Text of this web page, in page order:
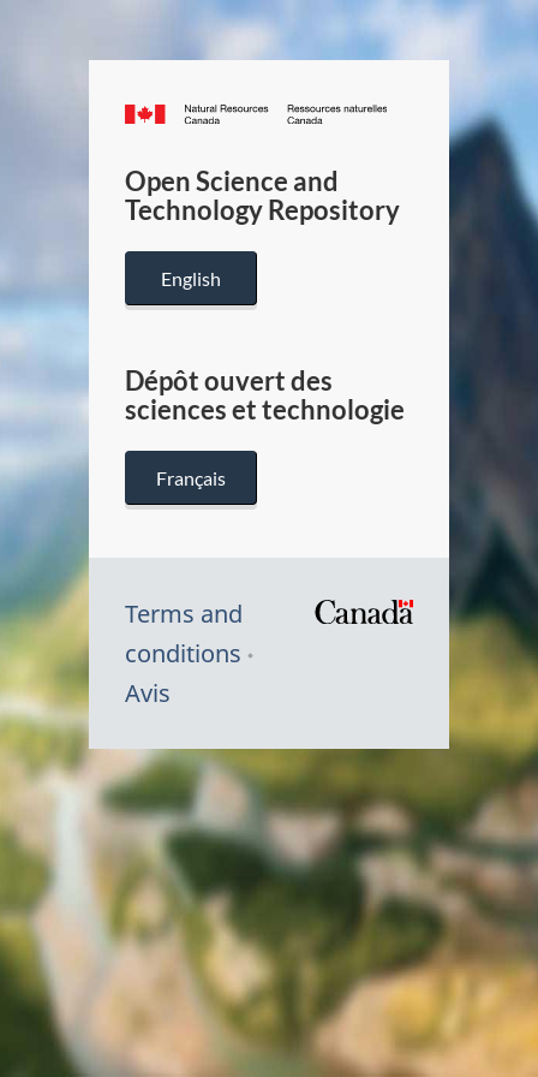
Canada.ca
/
Canada
Open Science and
Technology Repository
English
Dépôt ouvert des
sciences et technologie
Français
Terms and
conditions
Avis
Canada